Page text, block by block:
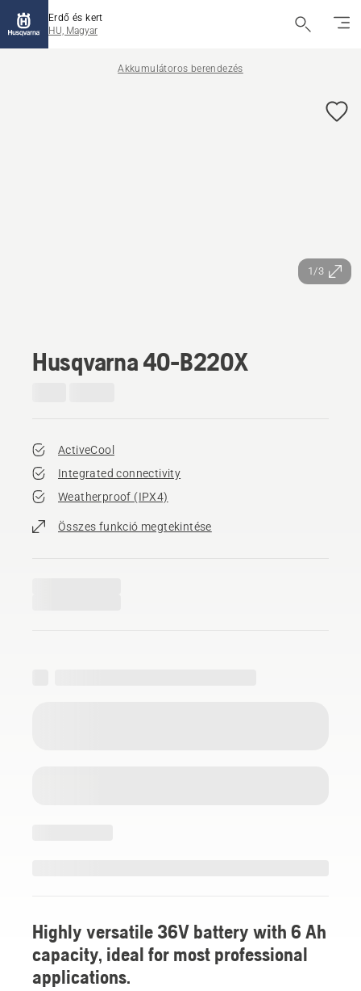
Erdő és kert
HU, Magyar
Akkumulátoros berendezés
1/3
Husqvarna 40-B220X
ActiveCool
Integrated connectivity
Weatherproof (IPX4)
Összes funkció megtekintése
Highly versatile 36V battery with 6 Ah
capacity, ideal for most professional
applications.